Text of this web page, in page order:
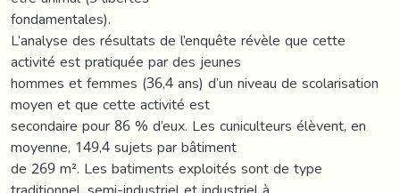
fondamentales).
L’analyse des résultats de l’enquête révèle que cette
activité est pratiquée par des jeunes
hommes et femmes (36,4 ans) d’un niveau de scolarisation
moyen et que cette activité est
secondaire pour 86 % d’eux. Les cuniculteurs élèvent, en
moyenne, 149,4 sujets par bâtiment
de 269 m². Les batiments exploités sont de type